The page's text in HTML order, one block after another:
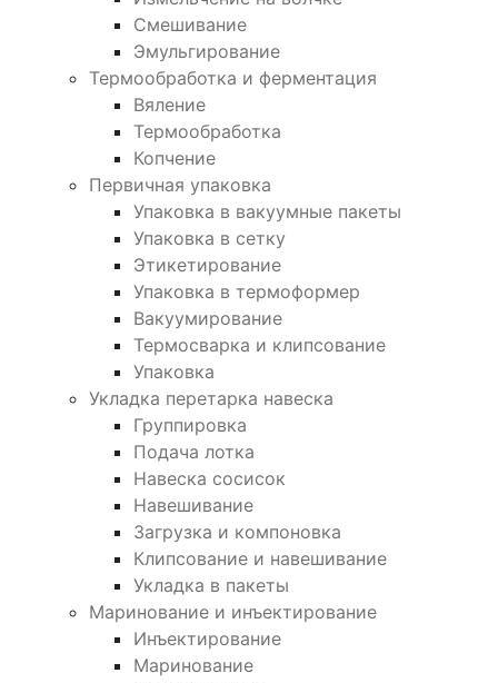
Смешивание
Эмульгирование
Термообработка и ферментация
Вяление
Термообработка
Копчение
Первичная упаковка
Упаковка в вакуумные пакеты
Упаковка в сетку
Этикетирование
Упаковка в термоформер
Вакуумирование
Термосварка и клипсование
Упаковка
Укладка перетарка навеска
Группировка
Подача лотка
Навеска сосисок
Навешивание
Загрузка и компоновка
Клипсование и навешивание
Укладка в пакеты
Маринование и инъектирование
Инъектирование
Маринование